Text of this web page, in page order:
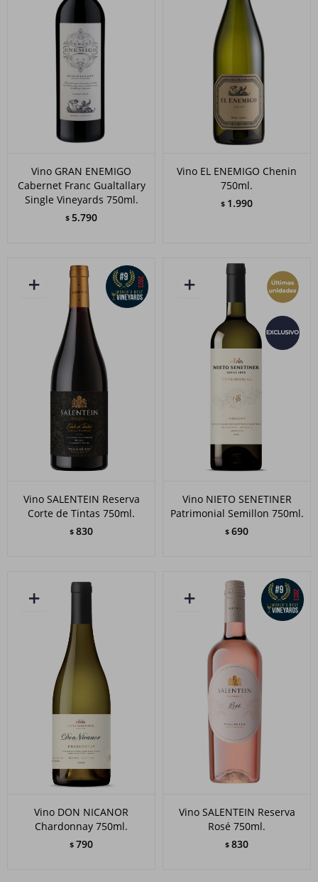
Vino GRAN ENEMIGO
Cabernet Franc Gualtallary
Single Vineyards 750ml.
$ 5.790
Vino EL ENEMIGO Chenin
750ml.
$ 1.990
Vino SALENTEIN Reserva
Corte de Tintas 750ml.
$ 830
Vino NIETO SENETINER
Patrimonial Semillon 750ml.
$ 690
Vino DON NICANOR
Chardonnay 750ml.
$ 790
Vino SALENTEIN Reserva
Rosé 750ml.
$ 830